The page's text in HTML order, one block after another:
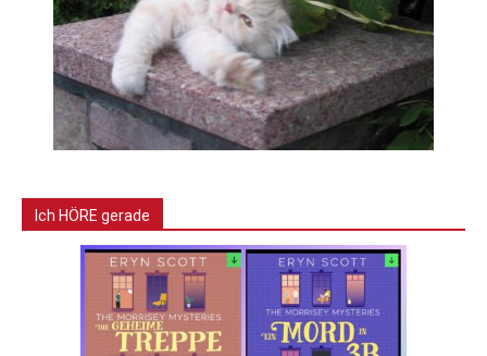
Ich HÖRE gerade